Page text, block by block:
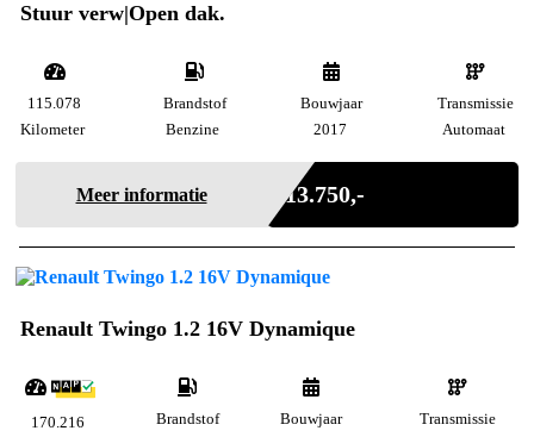
Stuur verw|Open dak.
115.078
Kilometer
Brandstof
Benzine
Bouwjaar
2017
Transmissie
Automaat
Meer informatie € 13.750,-
Renault Twingo 1.2 16V Dynamique
170.216
Brandstof
Bouwjaar
Transmissie